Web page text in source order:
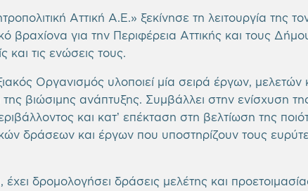
Αττική Α.Ε.» ξεκίνησε τη λειτουργία της
βραχίονα για την Περιφέρεια Αττικής και τους
και τις ενώσεις τους.
Οργανισμός υλοποιεί μία σειρά έργων,
βιώσιμης ανάπτυξης. Συμβάλλει στην ενίσχυση
και κατ’ επέκταση στη βελτίωση της
δράσεων και έργων που υποστηρίζουν τους
έχει δρομολογήσει δράσεις μελέτης και